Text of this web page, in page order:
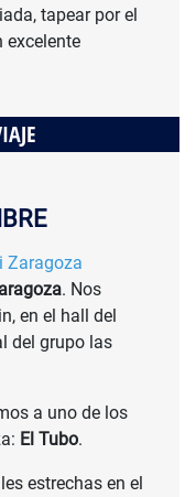
tapear por el
excelente
Zaragoza
. Nos
en el hall del
del grupo las
a uno de los
El Tubo.
estrechas en el